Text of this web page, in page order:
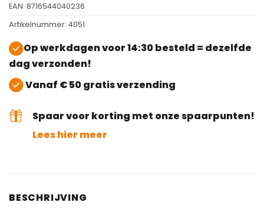
EAN: 8716544040236
Artikelnummer: 4051
Op werkdagen voor 14:30 besteld = dezelfde
dag verzonden!
Vanaf € 50 gratis verzending
Spaar voor korting met onze spaarpunten!
Lees hier meer
BESCHRIJVING